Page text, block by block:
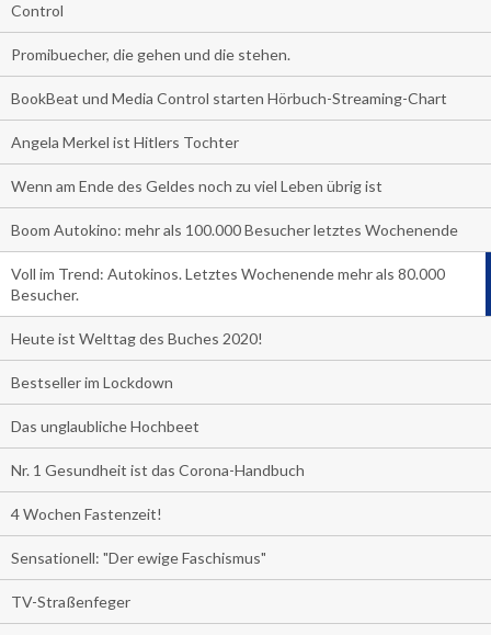
Control
Promibuecher, die gehen und die stehen.
BookBeat und Media Control starten Hörbuch-Streaming-Chart
Angela Merkel ist Hitlers Tochter
Wenn am Ende des Geldes noch zu viel Leben übrig ist
Boom Autokino: mehr als 100.000 Besucher letztes Wochenende
Voll im Trend: Autokinos. Letztes Wochenende mehr als 80.000
Besucher.
Heute ist Welttag des Buches 2020!
Bestseller im Lockdown
Das unglaubliche Hochbeet
Nr. 1 Gesundheit ist das Corona-Handbuch
4 Wochen Fastenzeit!
Sensationell: "Der ewige Faschismus"
TV-Straßenfeger